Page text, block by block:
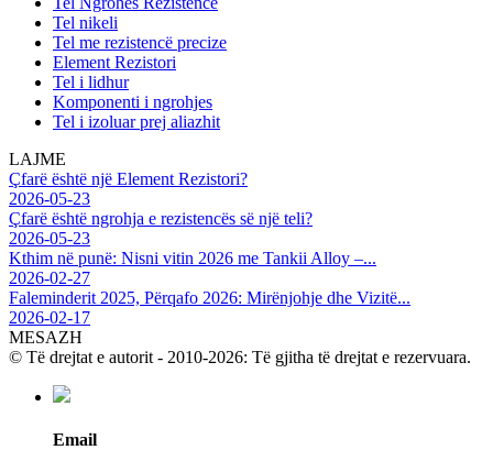
Tel nikeli
Tel me rezistencë precize
Element Rezistori
Tel i lidhur
Komponenti i ngrohjes
Tel i izoluar prej aliazhit
LAJME
Çfarë është një Element Rezistori?
2026-05-23
Çfarë është ngrohja e rezistencës së një teli?
2026-05-23
Kthim në punë: Nisni vitin 2026 me Tankii Alloy –...
2026-02-27
Faleminderit 2025, Përqafo 2026: Mirënjohje dhe Vizitë...
2026-02-17
MESAZH
© Të drejtat e autorit - 2010-2026: Të gjitha të drejtat e rezervuara.
Email